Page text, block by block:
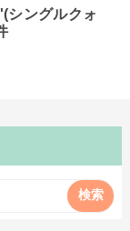
ングルクォ